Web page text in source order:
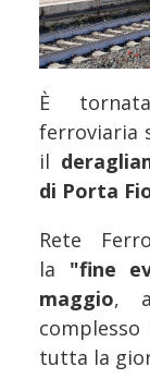
È
ferroviaria
il
di Porta
Rete
la "fine
maggio,
tutta la